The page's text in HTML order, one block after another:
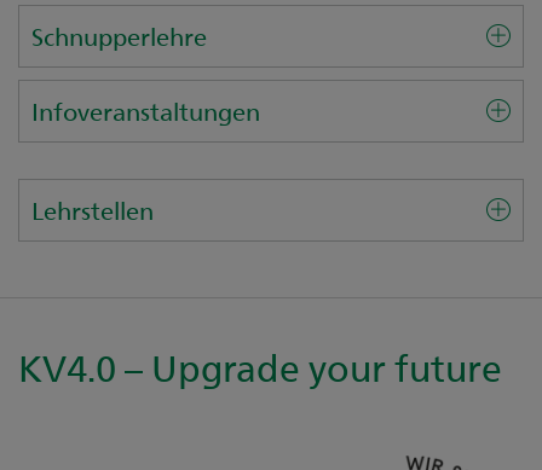
Schnupperlehre
Infoveranstaltungen
Lehrstellen
KV4.0 – Upgrade your future